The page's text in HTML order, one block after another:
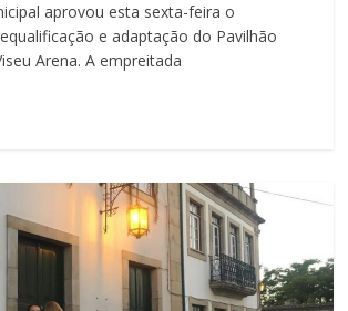
aprovou esta sexta-feira o
e adaptação do Pavilhão
Arena. A empreitada